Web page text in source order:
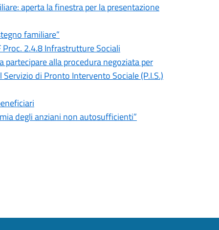
aperta la finestra per la presentazione
familiare”
Proc. 2.4.8 Infrastrutture Sociali
alla procedura negoziata per
di Pronto Intervento Sociale (P.I.S.)
degli anziani non autosufficienti”